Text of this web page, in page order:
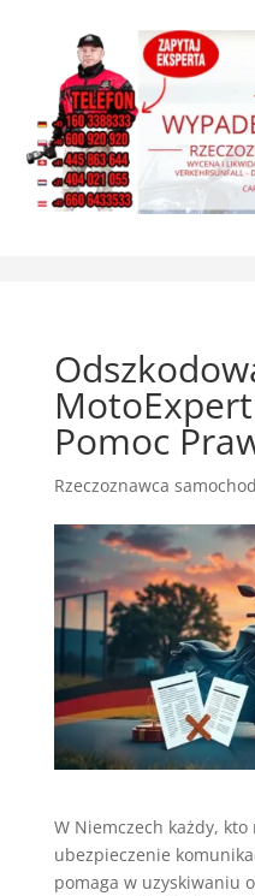
Pomoc
Rzeczoznawca
W Niemczech każdy,
ubezpieczenie
pomaga w uzyskiwaniu